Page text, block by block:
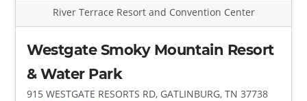
River Terrace Resort and Convention Center
Westgate Smoky Mountain Resort
& Water Park
915 WESTGATE RESORTS RD, GATLINBURG, TN 37738